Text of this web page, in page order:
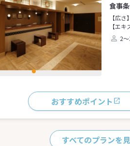
【広
【エ
2
おすすめポイント
すべてのプランを